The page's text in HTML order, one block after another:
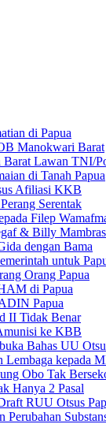
di Papua
Manokwari Barat
Barat Lawan TNI/
di Tanah Papua
Afiliasi KKB
Serentak
Filep
& Billy
dengan Bama
untuk
Orang Papua
di Papua
Papua
II Tidak Benar
ke KBB
Bahas UU
Lembaga kepada
Obo Tak
Hanya 2 Pasal
RUU Otsus